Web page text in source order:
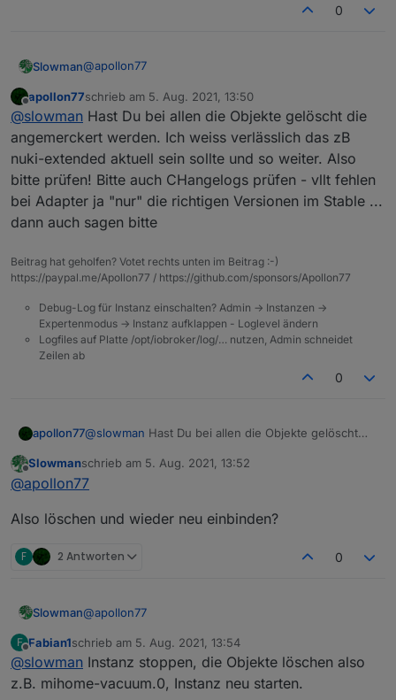
0
Slowman@apollon77
Dann auch SMA EM Adapter
sma-em.0	2021-08-05 15:37:54.664	info
sma-em.0	2021-08-05 15:37:54.663	info
sma-em.0	2021-08-05 15:37:54.663	info
Philips Hue
hue-extended.0	2021-08-05
hue-extended.0	2021-08-05
hue-extended.0	2021-08-05
hue-extended.0	2021-08-05 15:38:42.087
MiHome Vacuum
yeelight-2.0	2021-08-05 15:36:30.899
Ok, gehe auf die alte Version zurück. Da rennt sich
Offline
apollon77schrieb am 5. Aug. 2021, 13:50
zuletzt editiert von
@slowman Hast Du bei allen die Objekte gelöscht die
angemerckert werden. Ich weiss verlässlich das zB
nuki-extended aktuell sein sollte und so weiter. Also
bitte prüfen! Bitte auch CHangelogs prüfen - vllt fehlen
bei Adapter ja "nur" die richtigen Versionen im Stable ...
dann auch sagen bitte
Beitrag hat geholfen? Votet rechts unten im Beitrag :-)
https://paypal.me/Apollon77 / https://github.com/sponsors/Apollon77
Debug-Log für Instanz einschalten? Admin -> Instanzen ->
Expertenmodus -> Instanz aufklappen - Loglevel ändern
Logfiles auf Platte /opt/iobroker/log/… nutzen, Admin schneidet
Zeilen ab
0
apollon77@slowman Hast Du bei allen die Objekte gelöscht
zB nuki-extended aktuell sein sollte und so weiter.
Also bitte prüfen! Bitte auch CHangelogs prüfen -
Versionen im Stable ... dann auch sagen bitte
Offline
Slowmanschrieb am 5. Aug. 2021, 13:52
zuletzt editiert von
@apollon77
Also löschen und wieder neu einbinden?
F 2 Antworten 0
Slowman@apollon77
Also löschen und wieder neu einbinden?
F
Offline
Fabian1schrieb am 5. Aug. 2021, 13:54
zuletzt editiert von
@slowman Instanz stoppen, die Objekte löschen also
z.B. mihome-vacuum.0, Instanz neu starten.